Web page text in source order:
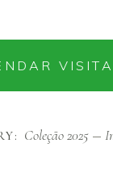
VISITA
Coleção 2025